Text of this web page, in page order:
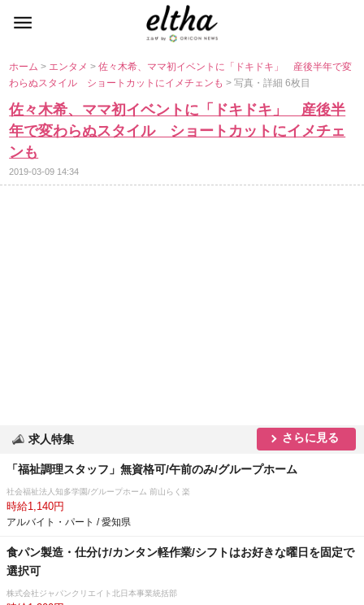
ホーム> エンタメ>佐々木希、ママ初イベントに「ドキドキ」 産後半年で変
わらぬスタイル ショートカットにイメチェンも> 写真・詳細 6枚目
佐々木希、ママ初イベントに「ドキドキ」 産後半
年で変わらぬスタイル ショートカットにイメチェ
ンも
2019-03-09 14:34
求人特集 さらに見る
「福祉調理スタッフ」無資格可/午前のみ/グループホーム
社会福祉法人知多学園/グループホーム 前山らく楽
時給1,140円
アルバイト・パート / 愛知県
食パン製造・仕分け/カンタン軽作業/シフトはお好きな曜日を固定で
選択可
株式会社ジャパンクリエイト北日本事業統括部